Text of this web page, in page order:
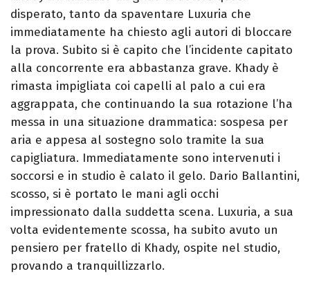
disperato, tanto da spaventare Luxuria che
immediatamente ha chiesto agli autori di bloccare
la prova. Subito si è capito che l’incidente capitato
alla concorrente era abbastanza grave. Khady è
rimasta impigliata coi capelli al palo a cui era
aggrappata, che continuando la sua rotazione l’ha
messa in una situazione drammatica: sospesa per
aria e appesa al sostegno solo tramite la sua
capigliatura. Immediatamente sono intervenuti i
soccorsi e in studio è calato il gelo. Dario Ballantini,
scosso, si è portato le mani agli occhi
impressionato dalla suddetta scena. Luxuria, a sua
volta evidentemente scossa, ha subito avuto un
pensiero per fratello di Khady, ospite nel studio,
provando a tranquillizzarlo.